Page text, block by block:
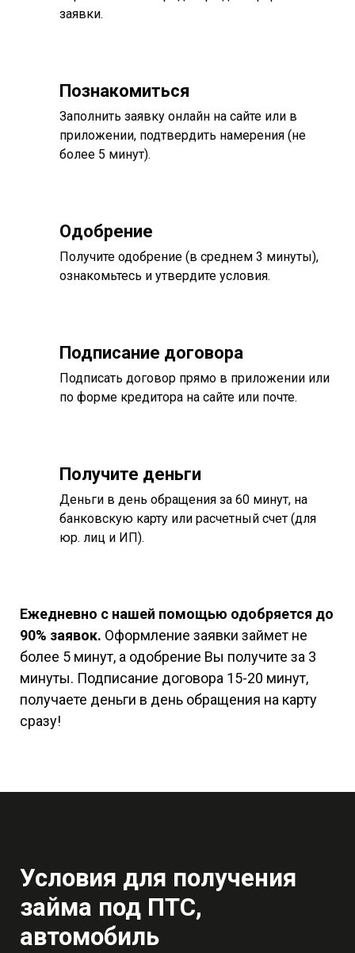
заявки.
Познакомиться
Заполнить заявку онлайн на сайте или в
приложении, подтвердить намерения (не
более 5 минут).
Одобрение
Получите одобрение (в среднем 3 минуты),
ознакомьтесь и утвердите условия.
Подписание договора
Подписать договор прямо в приложении или
по форме кредитора на сайте или почте.
Получите деньги
Деньги в день обращения за 60 минут, на
банковскую карту или расчетный счет (для
юр. лиц и ИП).
Ежедневно с нашей помощью одобряется до
90% заявок. Оформление заявки займет не
более 5 минут, а одобрение Вы получите за 3
минуты. Подписание договора 15-20 минут,
получаете деньги в день обращения на карту
сразу!
Условия для получения
займа под ПТС,
автомобиль